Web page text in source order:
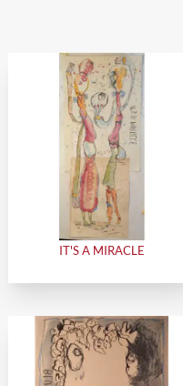
IT'S A MIRACLE